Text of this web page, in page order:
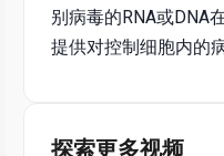
别病毒的RNA或DNA
提供对控制细胞内的
探索更多视频